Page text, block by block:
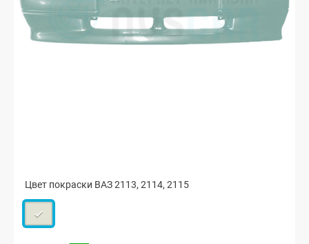
Цвет покраски ВАЗ 2113, 2114, 2115